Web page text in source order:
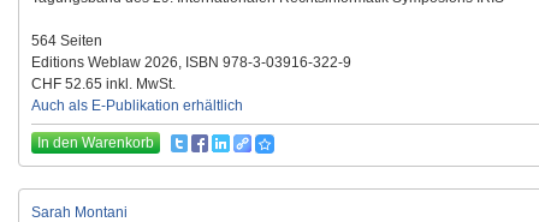
564 Seiten
Editions Weblaw 2026, ISBN 978-3-03916-322-9
CHF 52.65 inkl. MwSt.
Auch als E-Publikation erhältlich
In den Warenkorb
Sarah Montani